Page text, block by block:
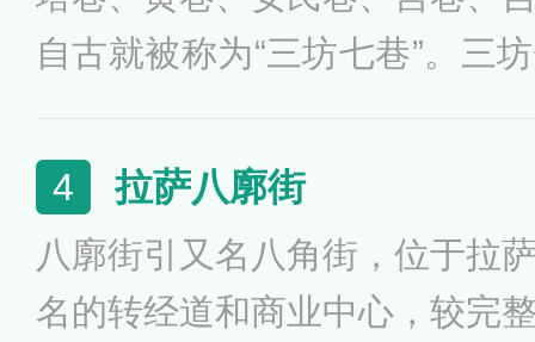
自古就被称为“三坊七巷”。三
一，也是福州的历史之源、
地，有“中国城市里坊制度活化
物馆”的美称。
4 拉萨八廓街
八廓街引又名八角街，位于拉
名的转经道和商业中心，较完